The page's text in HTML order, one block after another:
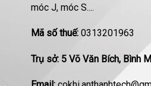
móc J, móc S....
Mã số thuế: 0313201963
Trụ sở: 5 Võ Văn Bích, Bình